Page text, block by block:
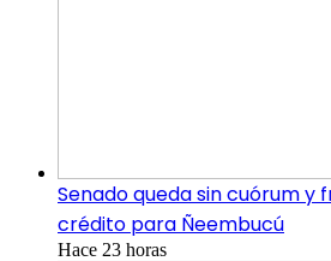
Senado queda sin cuórum y
crédito para Ñeembucú
Hace 23 horas